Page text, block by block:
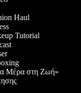
Haul
Tutorial
Μέρα στη Ζωή»